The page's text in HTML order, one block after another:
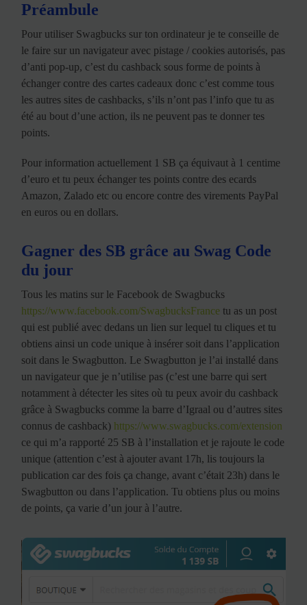
Préambule
Pour utiliser Swagbucks sur ton ordinateur je te conseille de
le faire sur un navigateur avec pistage / cookies autorisés, pas
d’anti pop-up, c’est du cashback sous forme de points à
échanger contre des cartes cadeaux donc c’est comme tous
les autres sites de cashbacks, s’ils n’ont pas l’info que tu as
été au bout d’une action, ils ne peuvent pas te donner tes
points.
Pour information actuellement 1 SB ça équivaut à 1 centime
d’euro et tu peux échanger tes points contre des ecards
Amazon, Zalado etc ou encore contre des virements PayPal
en euros ou en dollars.
Gagner des SB grâce au Swag Code
du jour
Tous les matins sur le Facebook de Swagbucks
https://www.facebook.com/SwagbucksFrance tu as un post
qui est publié avec dedans un lien sur lequel tu cliques et tu
obtiens ainsi un code unique à insérer soit dans l’application
soit dans le Swagbutton. Le Swagbutton je l’ai installé dans
un navigateur que je n’utilise pas (c’est une barre qui sert
notamment à détecter les sites où tu peux avoir du cashback
grâce à Swagbucks comme la barre d’Igraal ou d’autres sites
connus de cashback) https://www.swagbucks.com/extension
ce qui m’a rapporté 25 SB à l’installation et je rajoute le code
unique (attention c’est à ajouter avant 17h, lis toujours la
publication car des fois ça change, avant c’était 23h) dans le
Swagbutton ou dans l’application. Tu obtiens plus ou moins
de points, ça varie d’un jour à l’autre.